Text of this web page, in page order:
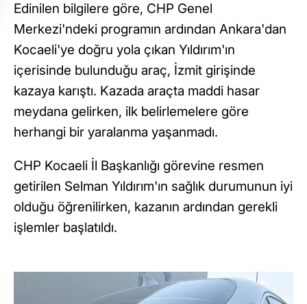
Edinilen bilgilere göre, CHP Genel
Merkezi'ndeki programın ardından Ankara'dan
Kocaeli'ye doğru yola çıkan Yıldırım'ın
içerisinde bulunduğu araç, İzmit girişinde
kazaya karıştı. Kazada araçta maddi hasar
meydana gelirken, ilk belirlemelere göre
herhangi bir yaralanma yaşanmadı.
CHP Kocaeli İl Başkanlığı görevine resmen
getirilen Selman Yıldırım'ın sağlık durumunun iyi
olduğu öğrenilirken, kazanın ardından gerekli
işlemler başlatıldı.